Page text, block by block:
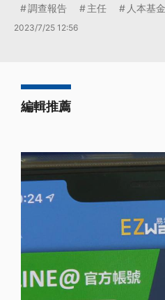
調查報告 主任 人本基
2023/7/25 12:56
編輯推薦